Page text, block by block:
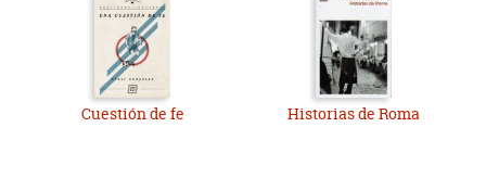
Cuestión de fe Historias de Roma